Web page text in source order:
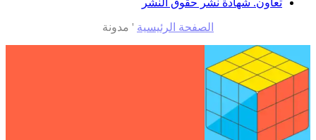
تعاون. شهادة نشر حقوق النشر
الصفحة الرئيسية ' مدونة